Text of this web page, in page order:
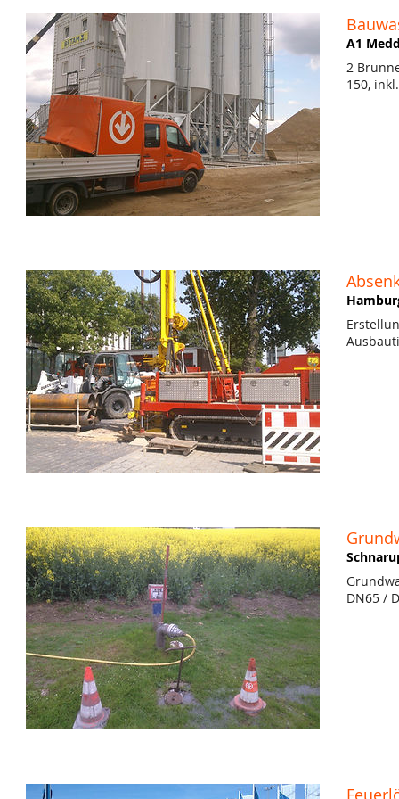
A1
2
150,
DN65 /